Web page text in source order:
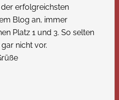
erfolgreichsten
Blog an, immer
Platz 1 und 3. So selten
nicht vor.